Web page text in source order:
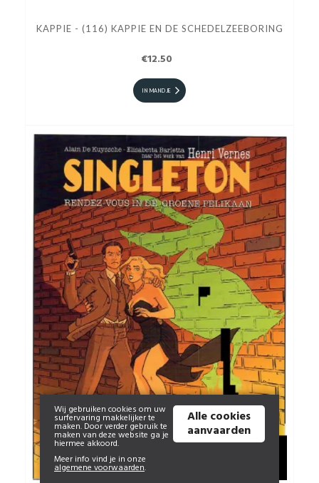
KAPPIE - (116) KAPPIE EN DE SCHEDELZEEBORING
€12.50
IN MANDJE
Wij gebruiken cookies om uw
surfervaring makkelijker te
maken. Door verder gebruik te
maken van deze website ga je
hiermee akkoord.
Meer info vind je in onze
algemene voorwaarden.
Alle cookies
aanvaarden